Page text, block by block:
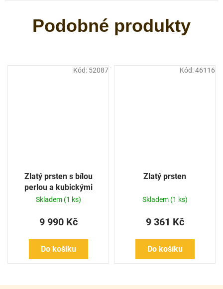
Zlatý prsten s bílou
perlou a kubickými
zirkony
Skladem (1 ks)
9 990 Kč
Do košíku
Kód: 52087
Zlatý prsten
Skladem (1 ks)
9 361 Kč
Do košíku
Kód:46116